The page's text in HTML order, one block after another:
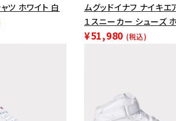
価格から探す
円 ～
在庫のない商品を表
ツ ホワイト 白
ムグッドイナフ ナイキエ
１スニーカー シューズ
¥51,980 (税込)